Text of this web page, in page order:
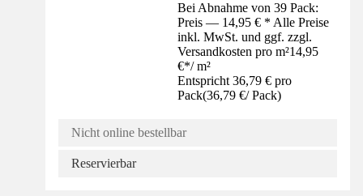
Bei Abnahme von 39 Pack:
Preis — 14,95 € * Alle Preise
inkl. MwSt. und ggf. zzgl.
Versandkosten pro m²14,95
€*/ m²
Entspricht 36,79 € pro
Pack(36,79 €/ Pack)
Nicht online bestellbar
Reservierbar